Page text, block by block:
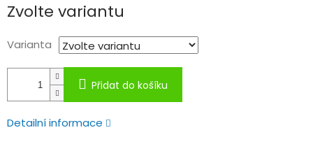
cena:
Zvolte variantu
Varianta
Přidat do košíku
Detailní informace